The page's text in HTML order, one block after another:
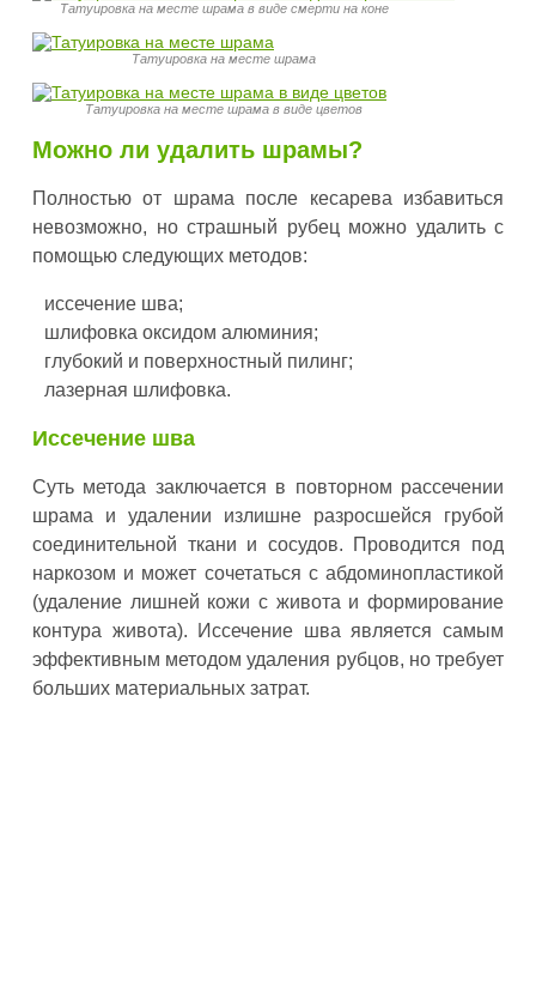
Татуировка на месте шрама в виде смерти на коне
Татуировка на месте шрама
Татуировка на месте шрама в виде цветов
Можно ли удалить шрамы?
Полностью от шрама после кесарева избавиться
невозможно, но страшный рубец можно удалить с
помощью следующих методов:
иссечение шва;
шлифовка оксидом алюминия;
глубокий и поверхностный пилинг;
лазерная шлифовка.
Иссечение шва
Суть метода заключается в повторном рассечении
шрама и удалении излишне разросшейся грубой
соединительной ткани и сосудов. Проводится под
наркозом и может сочетаться с абдоминопластикой
(удаление лишней кожи с живота и формирование
контура живота). Иссечение шва является самым
эффективным методом удаления рубцов, но требует
больших материальных затрат.